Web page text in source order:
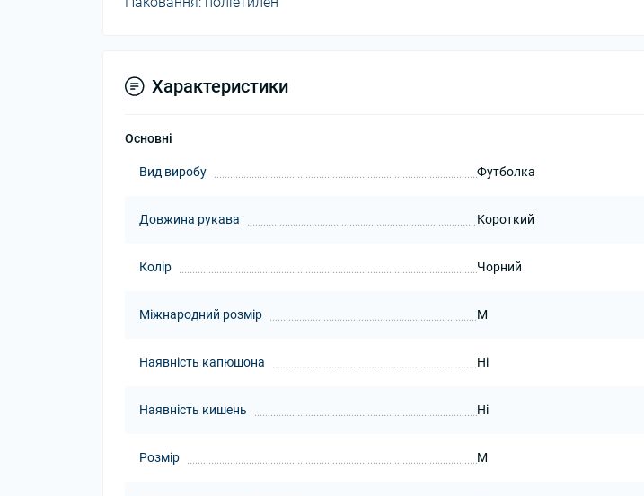
Характеристики
Основні
Вид виробу Футболка
Довжина рукава Короткий
Колір Чорний
Міжнародний розмір M
Наявність капюшона Ні
Наявність кишень Ні
Розмір M